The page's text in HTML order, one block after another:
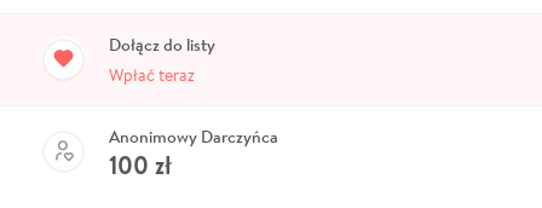
Dołącz do listy
Wpłać teraz
Anonimowy Darczyńca
100 zł